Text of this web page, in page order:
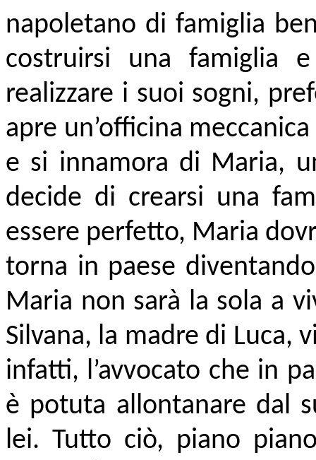
napoletano di famiglia
costruirsi una famiglia
realizzare i suoi sogni,
apre un’officina
e si innamora di Maria,
decide di crearsi una
essere perfetto, Maria
torna in paese
Maria non sarà la sola a
Silvana, la madre di Luca,
infatti, l’avvocato che in
è potuta allontanare dal
lei. Tutto ciò, piano